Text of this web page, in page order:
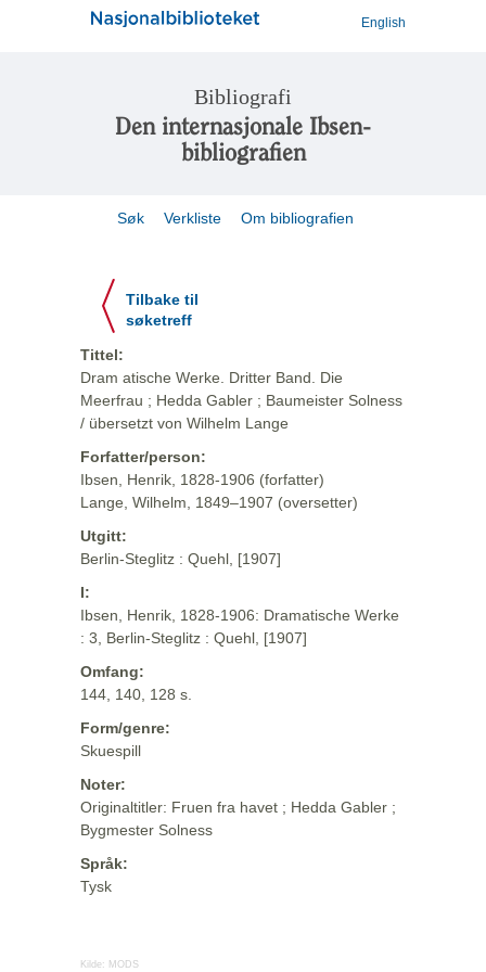
English
Bibliografi
Den internasjonale Ibsen-
bibliografien
Søk Verkliste Om bibliografien
Tilbake til
søketreff
Tittel:
Dram atische Werke. Dritter Band. Die
Meerfrau ; Hedda Gabler ; Baumeister Solness
/ übersetzt von Wilhelm Lange
Forfatter/person:
Ibsen, Henrik, 1828-1906 (forfatter)
Lange, Wilhelm, 1849–1907 (oversetter)
Utgitt:
Berlin-Steglitz : Quehl, [1907]
I:
Ibsen, Henrik, 1828-1906: Dramatische Werke
: 3, Berlin-Steglitz : Quehl, [1907]
Omfang:
144, 140, 128 s.
Form/genre:
Skuespill
Noter:
Originaltitler: Fruen fra havet ; Hedda Gabler ;
Bygmester Solness
Språk:
Tysk
Kilde: MODS